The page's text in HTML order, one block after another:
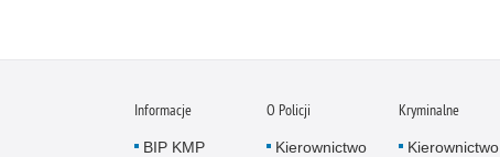
Informacje
BIP KMP
O Policji
Kierownictwo
Kryminalne
Kierownictwo